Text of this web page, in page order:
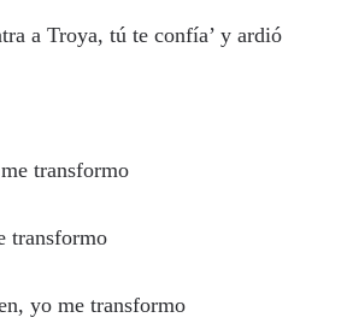
a Troya, tú te confía’ y ardió
transformo
transformo
yo me transformo